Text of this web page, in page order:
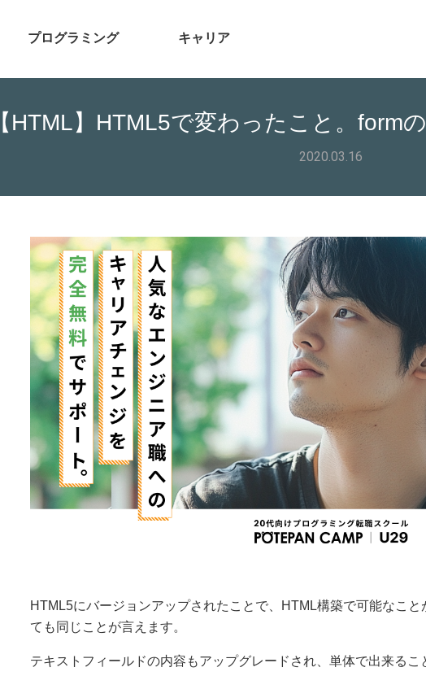
プログラミング キャリア
【HTML】HTML5で変わったこと。form
2020.03.16
HTML5にバージョンアップされたことで、HTML構築で可能なこ
ても同じことが言えます。
テキストフィールドの内容もアップグレードされ、単体で出来るこ